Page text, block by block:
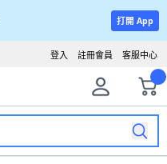
打開 App
客服中心
註冊會員
登入